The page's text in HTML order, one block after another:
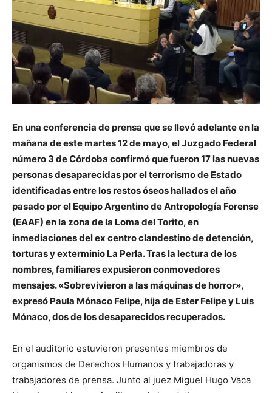
En una conferencia de prensa que se llevó adelante en la
mañana de este martes 12 de mayo, el Juzgado Federal
número 3 de Córdoba confirmó que fueron 17 las nuevas
personas desaparecidas por el terrorismo de Estado
identificadas entre los restos óseos hallados el año
pasado por el Equipo Argentino de Antropología Forense
(EAAF) en la zona de la Loma del Torito, en
inmediaciones del ex centro clandestino de detención,
torturas y exterminio La Perla. Tras la lectura de los
nombres, familiares expusieron conmovedores
mensajes. «Sobrevivieron a las máquinas de horror»,
expresó Paula Mónaco Felipe, hija de Ester Felipe y Luis
Mónaco, dos de los desaparecidos recuperados.
En el auditorio estuvieron presentes miembros de
organismos de Derechos Humanos y trabajadoras y
trabajadores de prensa. Junto al juez Miguel Hugo Vaca